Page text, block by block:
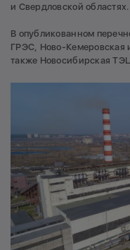
и Свердловской областях.
В опубликованном
ГРЭС, Ново-Кемеровская
также Новосибирская